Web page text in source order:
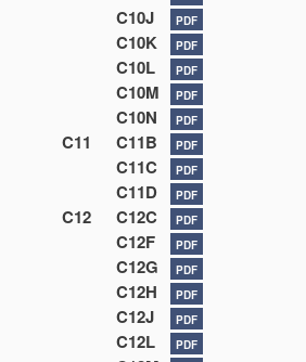
C10J PDF
C10K PDF
C10L PDF
C10M PDF
C10N PDF
C11 C11B PDF
C11C PDF
C11D PDF
C12 C12C PDF
C12F PDF
C12G PDF
C12H PDF
C12J PDF
C12L PDF